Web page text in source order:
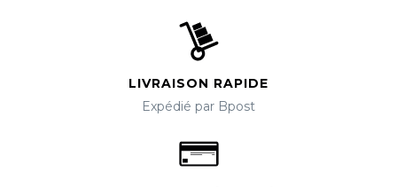
LIVRAISON RAPIDE
Expédié par Bpost